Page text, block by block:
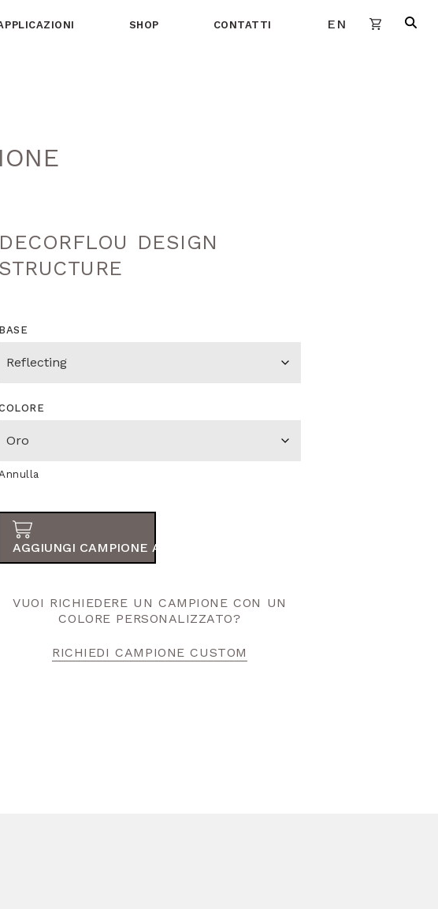
SHOP CONTATTI EN
DECORFLOU DESIGN
STRUCTURE
BASE
AGGIUNGI CAMPIONE AL TUO ORDINE
VUOI RICHIEDERE UN CAMPIONE CON UN
COLORE PERSONALIZZATO?
RICHIEDI CAMPIONE CUSTOM